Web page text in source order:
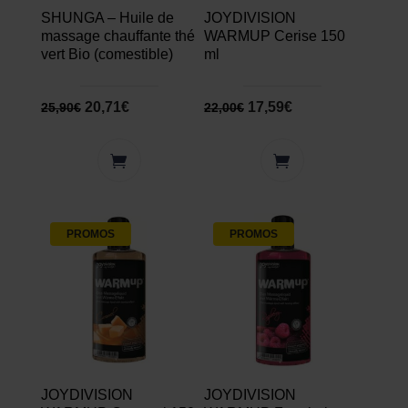
SHUNGA – Huile de
massage chauffante thé
vert Bio (comestible)
25,90€ 20,71€
JOYDIVISION
WARMUP Cerise 150
ml
22,00€ 17,59€
PROMOS
JOYDIVISION
PROMOS
JOYDIVISION